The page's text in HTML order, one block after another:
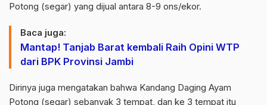
Potong (segar) yang dijual antara 8-9 ons/ekor.
Baca juga:
Mantap! Tanjab Barat kembali Raih Opini WTP
dari BPK Provinsi Jambi
Dirinya juga mengatakan bahwa Kandang Daging Ayam
Potong (segar) sebanyak 3 tempat, dan ke 3 tempat itu